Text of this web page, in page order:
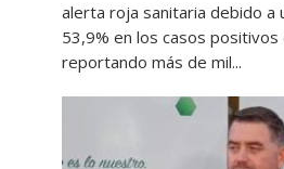
alerta roja sanitaria debido a
53,9% en los casos positivos
reportando más de mil...